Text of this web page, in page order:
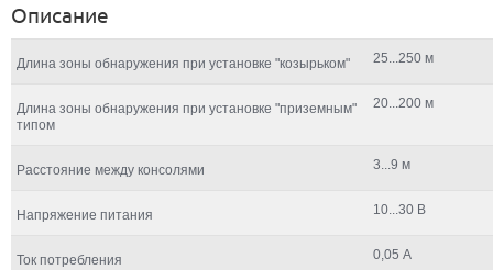
Описание
Длина зоны обнаружения при установке "козырьком" 25...250 м
Длина зоны обнаружения при установке "приземным"
типом
20...200 м
Расстояние между консолями 3...9 м
Напряжение питания 10...30 В
Ток потребления 0,05 А